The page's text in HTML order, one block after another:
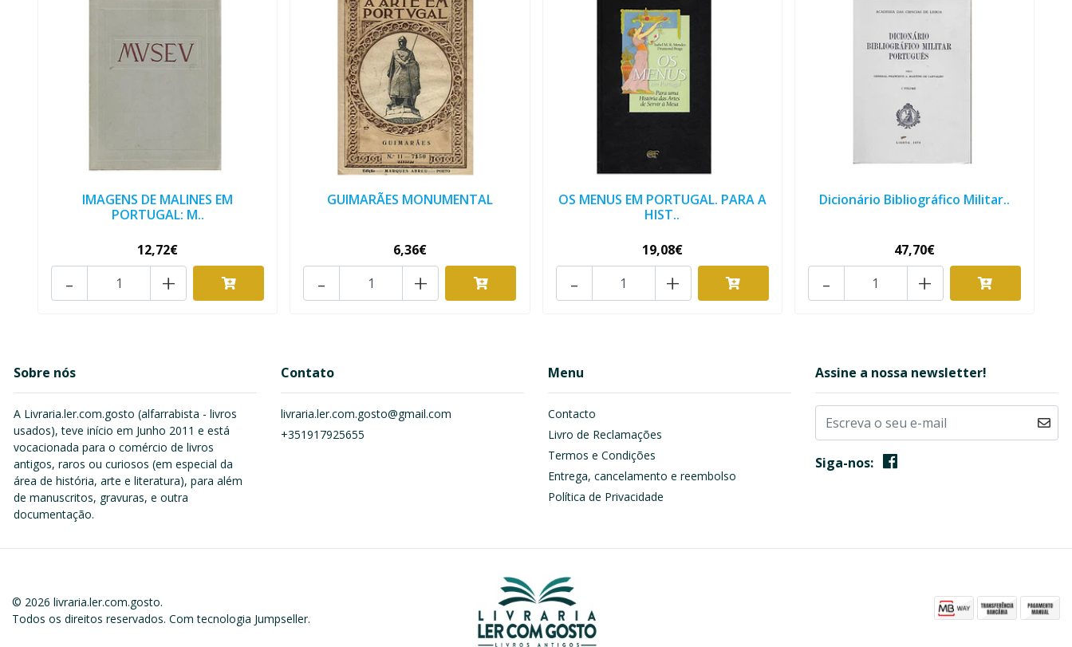
IMAGENS DE MALINES EM
PORTUGAL: M..
12,72€
+
-
GUIMARÃES MONUMENTAL
6,36€
+
-
OS MENUS EM PORTUGAL. PARA A
HIST..
19,08€
+
-
Dicionário Bibliográfico Militar..
47,70€
+
-
Sobre nós
A Livraria.ler.com.gosto (alfarrabista - livros
usados), teve início em Junho 2011 e está
vocacionada para o comércio de livros
antigos, raros ou curiosos (em especial da
área de história, arte e literatura), para além
de manuscritos, gravuras, e outra
documentação.
Contato
livraria.ler.com.gosto@gmail.com
+351917925655
Menu
Contacto
Livro de Reclamações
Termos e Condições
Entrega, cancelamento e reembolso
Política de Privacidade
Assine a nossa newsletter!
Siga-nos:
© 2026 livraria.ler.com.gosto.
Todos os direitos reservados. Com tecnologia Jumpseller.